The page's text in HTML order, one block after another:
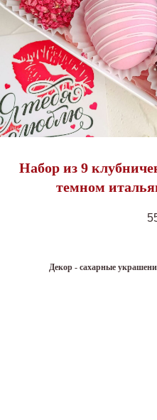
Набор из 9
темном
Декор - сахарные